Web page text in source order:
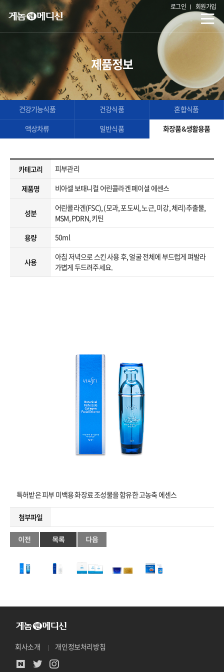
로그인 회원가입
제품정보
건강기능식품 건강식품 혼합식품
액상차류 일반식품 화장품&생활용품
카테고리
피부관리
제품명
비아셀 보태니컬 어린콜라겐 페이셜 에센스
성분
어린콜라겐(FSC), (모과, 포도씨, 노근, 미강, 체리)추출물,
MSM, PDRN, 키틴
용량
50ml
사용
아침 저녁으로 스킨 사용 후, 얼굴 전체에 부드럽게 펴발라
가볍게 두드려주세요.
특허받은 피부 미백용 화장료 조성물을 함유한 고농축 에센스
첨부파일
회사소개 개인정보처리방침